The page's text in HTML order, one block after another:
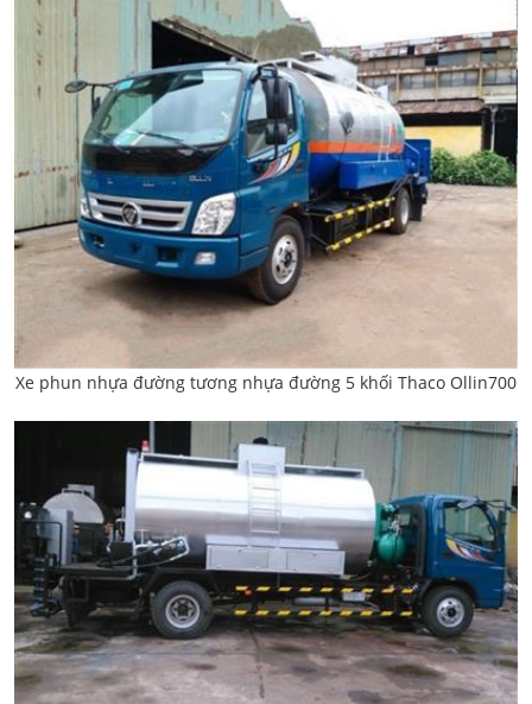
Xe phun nhựa đường tương nhựa đường 5 khối Thaco Ollin700